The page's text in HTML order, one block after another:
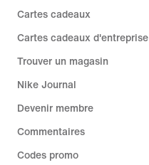
Cartes cadeaux
Cartes cadeaux d'entreprise
Trouver un magasin
Nike Journal
Devenir membre
Commentaires
Codes promo